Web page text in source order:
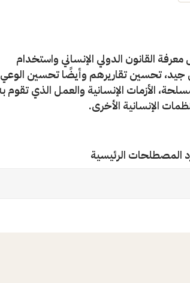
القانون الدولي الإنساني واستخدام
تحسين تقاريرهم وأيضًا تحسين الوعي
الأزمات الإنسانية والعمل الذي تقوم
الإنسانية الأخرى.
المصطلحات الرئيسية